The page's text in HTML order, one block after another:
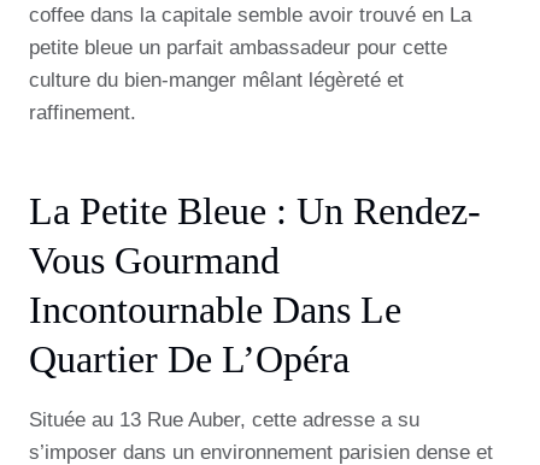
coffee dans la capitale semble avoir trouvé en La
petite bleue un parfait ambassadeur pour cette
culture du bien-manger mêlant légèreté et
raffinement.
La Petite Bleue : Un Rendez-
Vous Gourmand
Incontournable Dans Le
Quartier De L’Opéra
Située au 13 Rue Auber, cette adresse a su
s’imposer dans un environnement parisien dense et